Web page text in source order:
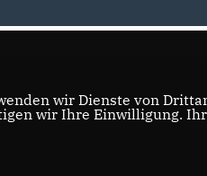
wir Dienste von
wir Ihre Einwilligung.